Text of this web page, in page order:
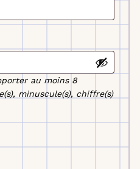
au moins 8
minuscule(s), chiffre(s)